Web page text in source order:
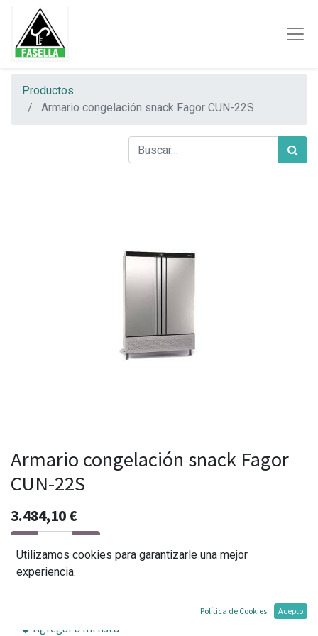
Productos
Armario congelación snack Fagor CUN-22S
Armario congelación snack Fagor
CUN-22S
3.484,10€
Agregar a mi lista
Utilizamos cookies para garantizarle una mejor
experiencia.
Política de Cookies Acepto